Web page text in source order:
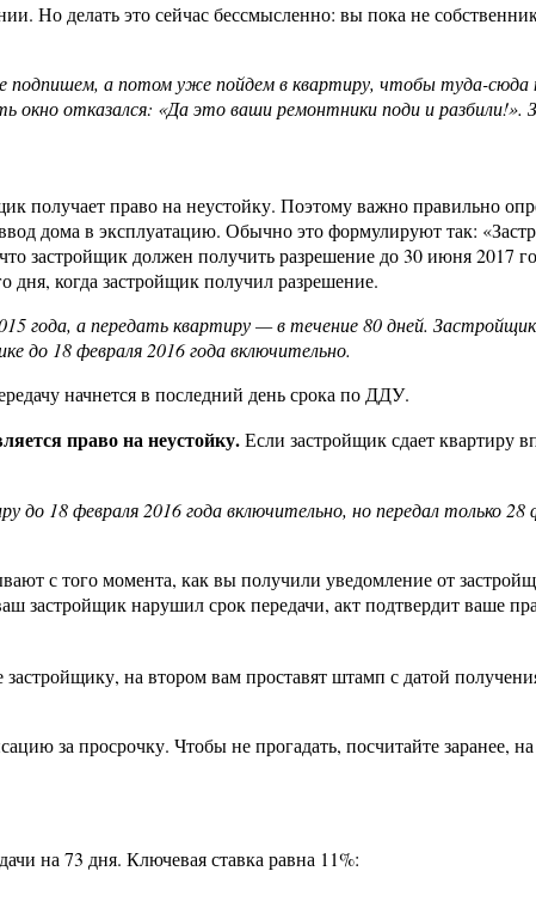
Но делать это сейчас бессмысленно: вы пока не
подпишем, а потом уже пойдем в квартиру, чтобы туда-
отказался: «Да это ваши ремонтники поди и разбили!».
получает право на неустойку. Поэтому важно правильно
дома в эксплуатацию. Обычно это формулируют так:
застройщик должен получить разрешение до 30 июня 2017
дня, когда застройщик получил разрешение.
а передать квартиру — в течение 80 дней. Застройщик
до 18 февраля 2016 года включительно.
начнется в последний день срока по ДДУ.
право на неустойку.Если застройщик сдает квартиру
18 февраля 2016 года включительно, но передал только 28
с того момента, как вы получили уведомление от
застройщик нарушил срок передачи, акт подтвердит ваше
на втором вам проставят штамп с датой
за просрочку. Чтобы не прогадать, посчитайте заранее,
на 73 дня. Ключевая ставка равна 11%: